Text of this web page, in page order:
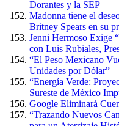
Dorantes y la SEP
Madonna tiene el
Britney Spears en su
Jenni Hermoso Exige
con Luis Rubiales,
“El Peso Mexicano
Unidades por Dólar”
“Energía Verde:
Sureste de México
Google Eliminará
“Trazando Nuevos